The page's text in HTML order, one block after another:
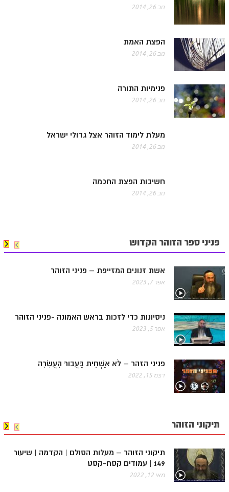
נוב 26, 2014
הפצת האמת
נוב 26, 2014
פנימיות התורה
נוב 26, 2014
מעלת לימוד הזוהר אצל גדולי ישראל
נוב 26, 2014
חשיבות הפצת החכמה
נוב 26, 2014
פניני ספר הזוהר הקדוש
אשת זנונים המזייפת – פניני הזוהר
אפר 7, 2023
ניסיונות כדי לזכות בראש האמונה -פניני הזוהר
אפר 5, 2023
פניני הזהר – לֹא אַשְׁחִית בַּעֲבורּ הָעֲשָׂרָה
דצמ 15, 2022
תיקוני הזוהר
תיקוני הזוהר – מעלות הסולם | הקדמה | שיעור
149 | עמודים קסח-קסט
מאי 12, 2022